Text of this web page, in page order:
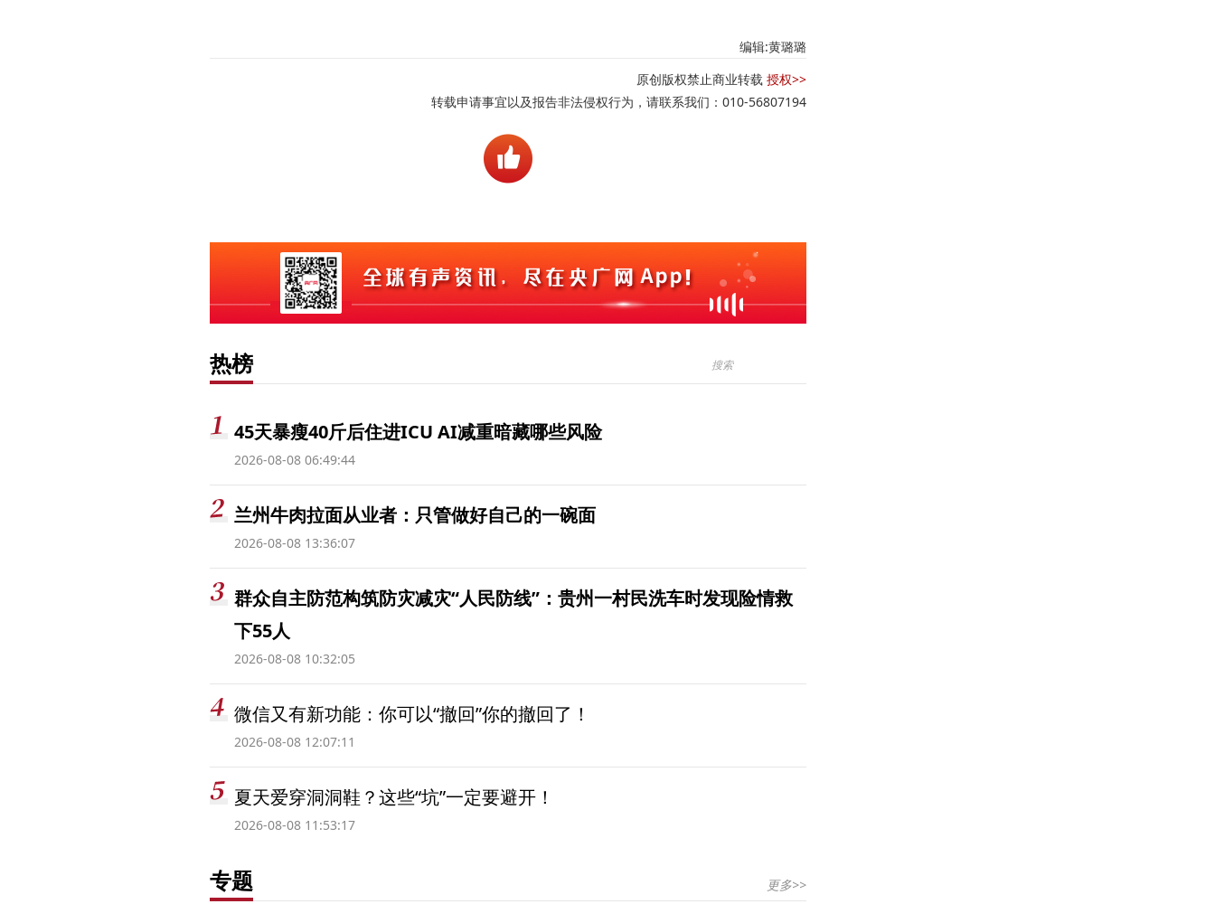
编辑:黄璐璐
原创版权禁止商业转载 授权>>
转载申请事宜以及报告非法侵权行为，请联系我们：010-56807194
热榜
45天暴瘦40斤后住进ICU AI减重暗藏哪些风险
2026-08-08 06:49:44
兰州牛肉拉面从业者：只管做好自己的一碗面
2026-08-08 13:36:07
群众自主防范构筑防灾减灾“人民防线”：贵州一村民洗车时发现险情救
下55人
2026-08-08 10:32:05
微信又有新功能：你可以“撤回”你的撤回了！
2026-08-08 12:07:11
夏天爱穿洞洞鞋？这些“坑”一定要避开！
2026-08-08 11:53:17
专题 更多>>